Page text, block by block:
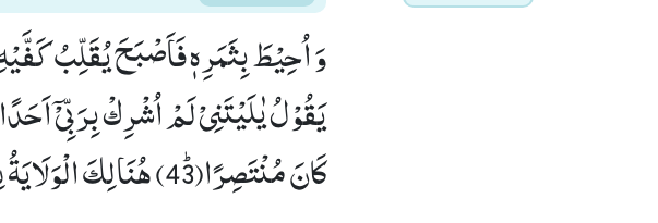
وَ اُحِیْطَ بِثَمَرِهٖ فَاَصْبَحَ یُقَلِّبُ
كَانَ مُنْتَصِرًاﭤ(43) هُنَالِكَ الْوَلَایَةُ لِلّٰهِ الْحَقِّؕ-هُوَ خَیْرٌ ثَوَابًا وَّ خَیْرٌ عُقْبًا۠ (44)